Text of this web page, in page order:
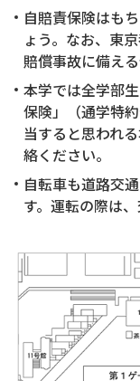
自賠責保険はも
ょう。なお、東
賠償事故に備え
本学では全学部
保険」（通学特
当すると思われ
絡ください。
自転車も道路交
す。運転の際は